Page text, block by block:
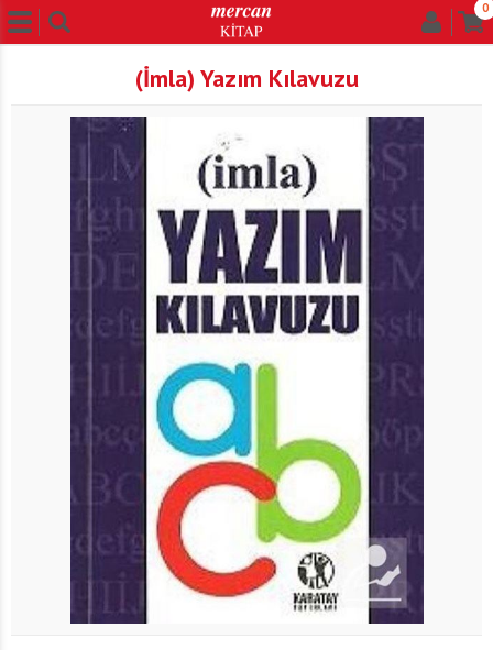
0
(İmla) Yazım Kılavuzu